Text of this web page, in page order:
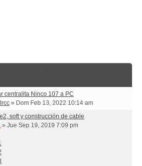
centralita Ninco 107 a PC
» Dom Feb 13, 2022 10:14 am
soft y construcción de cable
» Jue Sep 19, 2019 7:09 pm